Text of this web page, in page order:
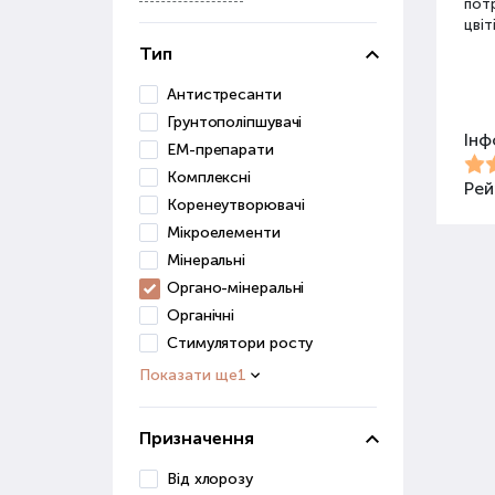
Тип
Антистресанти
Грунтополіпшувачі
ЕМ-препарати
Комплексні
Коренеутворювачі
Мікроелементи
Мінеральні
Органо-мінеральні
Органічні
Стимулятори росту
Показати ще1
Призначення
Від хлорозу
Для